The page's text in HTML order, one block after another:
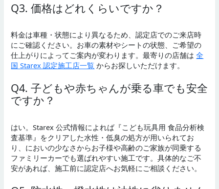
Q3. 価格はどれくらいですか？
料金は車種・状態により異なるため、認定店でのご来店時
にご確認ください。お車の素材やシートの状態、ご希望の
仕上がりによってご案内が変わります。最寄りの店舗は全
国 Starex 認定施工店一覧 からお探しいただけます。
Q4. 子どもや赤ちゃんが乗る車でも安全
ですか？
はい。Starex 公式情報によれば『こども玩具用 食品分析検
査基準』をクリアした水性・低臭の処方が用いられてお
り、においの少なさからお子様や高齢のご家族が同乗する
ファミリーカーでも選ばれやすい施工です。具体的なご不
安があれば、施工前に認定店へお気軽にご相談ください。